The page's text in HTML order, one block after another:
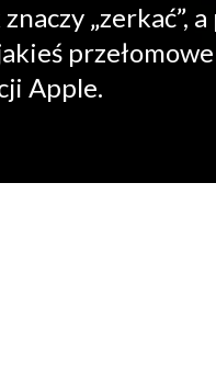
„zerkać”,
Apple.